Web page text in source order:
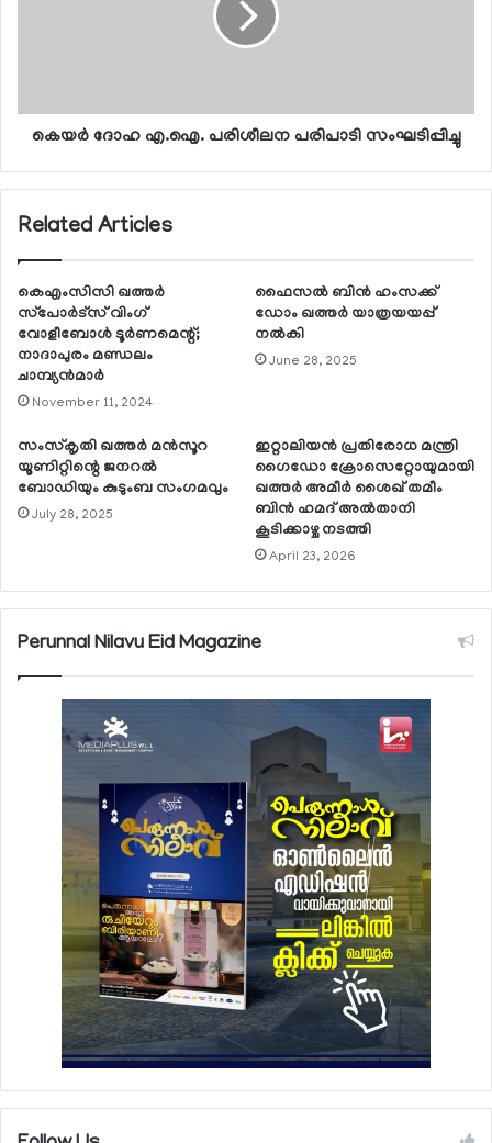
കെയര്‍ ദോഹ എ.ഐ. പരിശീലന പരിപാടി സംഘടിപ്പിച്ചു
Related Articles
കെഎംസിസി ഖത്തര്‍
സ്‌പോര്‍ട്‌സ് വിംഗ്
വോളീബോള്‍ ടൂര്‍ണമെന്റ്;
നാദാപുരം മണ്ഡലം
ചാമ്പ്യന്‍മാര്‍
November 11, 2024
ഫൈസല്‍ ബിന്‍ ഹംസക്ക്
ഡോം ഖത്തര്‍ യാത്രയയപ്പ്
നല്‍കി
June 28, 2025
സംസ്‌കൃതി ഖത്തര്‍ മന്‍സൂറ
യൂണിറ്റിന്റെ ജനറല്‍
ബോഡിയും കുടുംബ സംഗമവും
July 28, 2025
ഇറ്റാലിയന്‍ പ്രതിരോധ മന്ത്രി
ഗൈഡോ ക്രോസെറ്റോയുമായി
ഖത്തര്‍ അമീര്‍ ശൈഖ് തമീം
ബിന്‍ ഹമദ് അല്‍താനി
കൂടിക്കാഴ്ച നടത്തി
April 23, 2026
Perunnal Nilavu Eid Magazine